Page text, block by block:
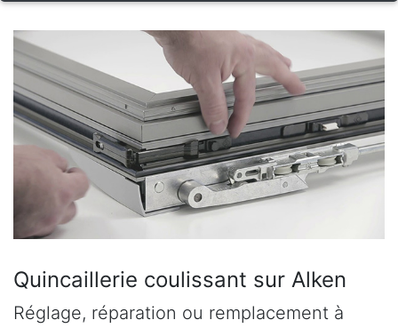
Quincaillerie coulissant sur Alken
Réglage, réparation ou remplacement à